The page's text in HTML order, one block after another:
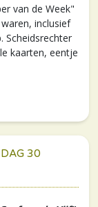
van de Week"
inclusief
Scheidsrechter
kaarten, eentje
30